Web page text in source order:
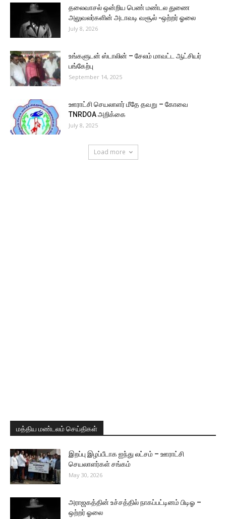
தலைவாசல் ஒன்றிய பெண் மண்டல துணை
அலுவலர்களின் அடாவடி வசூல் -ஒற்றர் ஓலை
July 8, 2026
உங்களுடன் ஸ்டாலின் – சேலம் மாவட்ட ஆட்சியர்
பங்கேற்பு
September 14, 2025
ஊராட்சி செயலாளர் மீதே தவறு – கோவை
TNRDOA அறிக்கை
July 8, 2025
Load more
மத்திய மண்டலம் செய்திகள்
இறப்பு இழப்பீடாக ஐந்து லட்சம் – ஊராட்சி
செயலாளர்கள் சங்கம்
May 30, 2026
அராஜகத்தின் உச்சத்தில் நாகப்பட்டினம் பிடிஓ –
ஒற்றர் ஓலை